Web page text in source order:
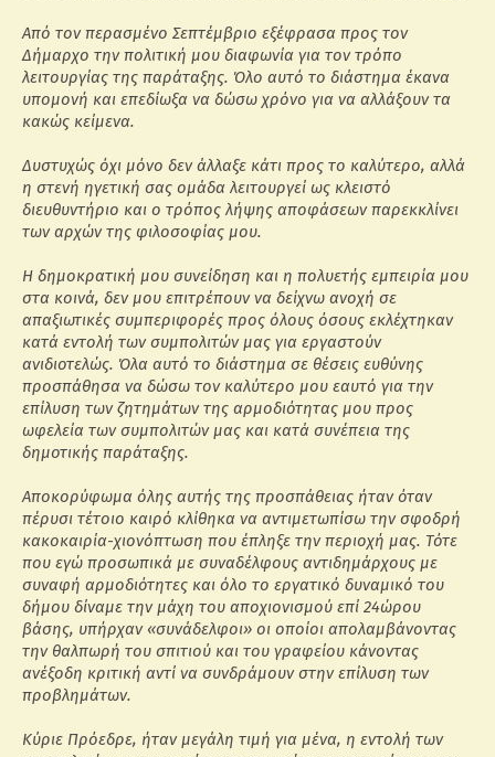
Από τον περασμένο Σεπτέμβριο εξέφρασα προς τον
Δήμαρχο την πολιτική μου διαφωνία για τον τρόπο
λειτουργίας της παράταξης. Όλο αυτό το διάστημα έκανα
υπομονή και επεδίωξα να δώσω χρόνο για να αλλάξουν τα
κακώς κείμενα.
Δυστυχώς όχι μόνο δεν άλλαξε κάτι προς το καλύτερο, αλλά
η στενή ηγετική σας ομάδα λειτουργεί ως κλειστό
διευθυντήριο και ο τρόπος λήψης αποφάσεων παρεκκλίνει
των αρχών της φιλοσοφίας μου.
Η δημοκρατική μου συνείδηση και η πολυετής εμπειρία μου
στα κοινά, δεν μου επιτρέπουν να δείχνω ανοχή σε
απαξιωτικές συμπεριφορές προς όλους όσους εκλέχτηκαν
κατά εντολή των συμπολιτών μας για εργαστούν
ανιδιοτελώς. Όλα αυτό το διάστημα σε θέσεις ευθύνης
προσπάθησα να δώσω τον καλύτερο μου εαυτό για την
επίλυση των ζητημάτων της αρμοδιότητας μου προς
ωφελεία των συμπολιτών μας και κατά συνέπεια της
δημοτικής παράταξης.
Αποκορύφωμα όλης αυτής της προσπάθειας ήταν όταν
πέρυσι τέτοιο καιρό κλίθηκα να αντιμετωπίσω την σφοδρή
κακοκαιρία-χιονόπτωση που έπληξε την περιοχή μας. Τότε
που εγώ προσωπικά με συναδέλφους αντιδημάρχους με
συναφή αρμοδιότητες και όλο το εργατικό δυναμικό του
δήμου δίναμε την μάχη του αποχιονισμού επί 24ώρου
βάσης, υπήρχαν «συνάδελφοι» οι οποίοι απολαμβάνοντας
την θαλπωρή του σπιτιού και του γραφείου κάνοντας
ανέξοδη κριτική αντί να συνδράμουν στην επίλυση των
προβλημάτων.
Κύριε Πρόεδρε, ήταν μεγάλη τιμή για μένα, η εντολή των